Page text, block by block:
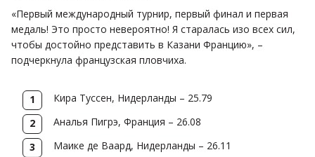
«Первый международный турнир, первый финал и первая
медаль! Это просто невероятно! Я старалась изо всех сил,
чтобы достойно представить в Казани Францию», –
подчеркнула французская пловчиха.
Кира Туссен, Нидерланды – 25.79
Аналья Пигрэ, Франция – 26.08
Маике де Ваард, Нидерланды – 26.11